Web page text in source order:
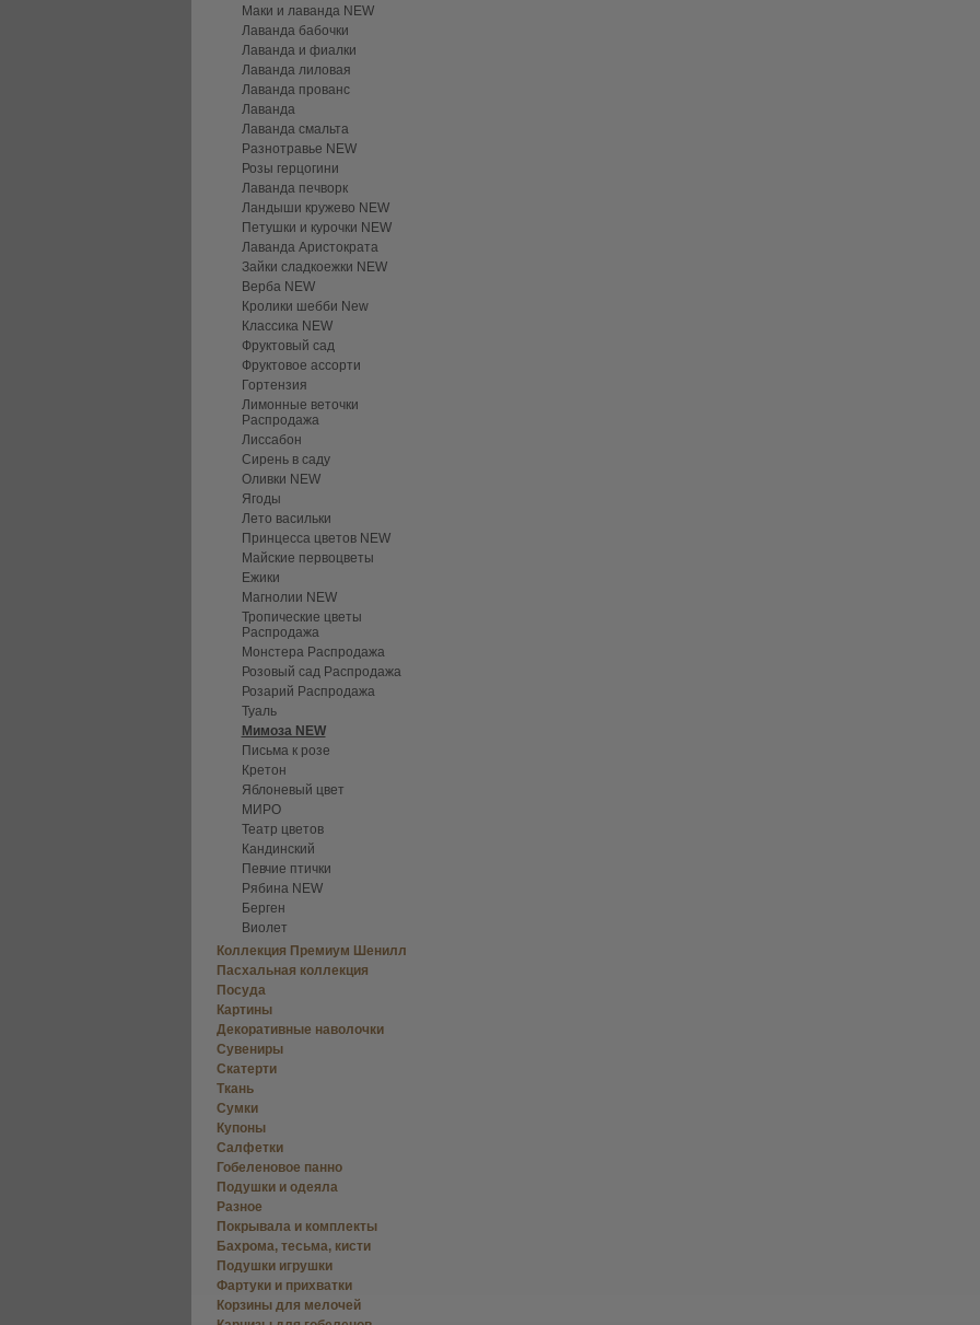
Маки и лаванда NEW
Лаванда бабочки
Лаванда и фиалки
Лаванда лиловая
Лаванда прованс
Лаванда
Лаванда смальта
Разнотравье NEW
Розы герцогини
Лаванда печворк
Ландыши кружево NEW
Петушки и курочки NEW
Лаванда Аристократа
Зайки сладкоежки NEW
Верба NEW
Кролики шебби New
Классика NEW
Фруктовый сад
Фруктовое ассорти
Гортензия
Лимонные веточки
Распродажа
Лиссабон
Сирень в саду
Оливки NEW
Ягоды
Лето васильки
Принцесса цветов NEW
Майские первоцветы
Ежики
Магнолии NEW
Тропические цветы
Распродажа
Монстера Распродажа
Розовый сад Распродажа
Розарий Распродажа
Туаль
Мимоза NEW
Письма к розе
Кретон
Яблоневый цвет
МИРО
Театр цветов
Кандинский
Певчие птички
Рябина NEW
Берген
Виолет
Коллекция Премиум Шенилл
Пасхальная коллекция
Посуда
Картины
Декоративные наволочки
Сувениры
Скатерти
Ткань
Сумки
Купоны
Салфетки
Гобеленовое панно
Подушки и одеяла
Разное
Покрывала и комплекты
Бахрома, тесьма, кисти
Подушки игрушки
Фартуки и прихватки
Корзины для мелочей